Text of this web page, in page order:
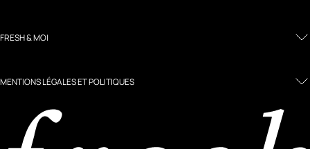
FRESH & MOI
MENTIONS LÉGALES ET POLITIQUES